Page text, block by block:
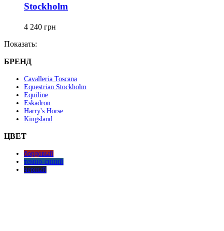
Stockholm
4 240 грн
Показать:
БРЕНД
Cavalleria Toscana
Equestrian Stockholm
Equiline
Eskadron
Harry's Horse
Kingsland
ЦВЕТ
бордовый
темно-синий
черный